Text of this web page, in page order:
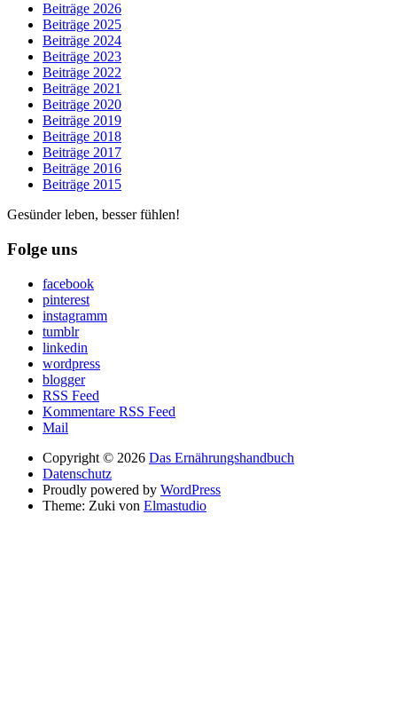
Beiträge 2026
Beiträge 2025
Beiträge 2024
Beiträge 2023
Beiträge 2022
Beiträge 2021
Beiträge 2020
Beiträge 2019
Beiträge 2018
Beiträge 2017
Beiträge 2016
Beiträge 2015
Gesünder leben, besser fühlen!
Folge uns
facebook
pinterest
instagramm
tumblr
linkedin
wordpress
blogger
RSS Feed
Kommentare RSS Feed
Mail
Copyright © 2026 Das Ernährungshandbuch
Datenschutz
Proudly powered by WordPress
Theme: Zuki von Elmastudio